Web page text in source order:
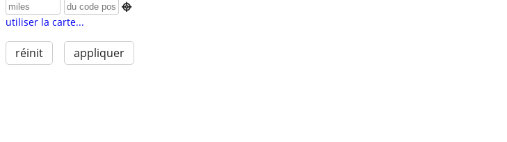

utiliser la carte...
réinit appliquer